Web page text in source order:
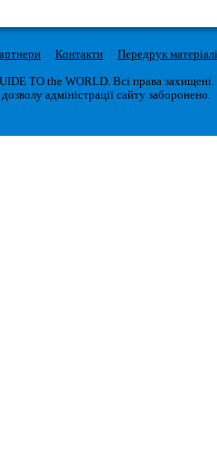
Контакти
Передрук
TO the WORLD. Всі права захищені.
адміністрації сайту заборонено.